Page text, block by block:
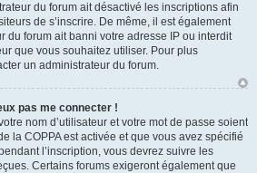
du forum ait désactivé les inscriptions afin
de s’inscrire. De même, il est également
du forum ait banni votre adresse IP ou interdit
que vous souhaitez utiliser. Pour plus
un administrateur du forum.
pas me connecter !
nom d’utilisateur et votre mot de passe soient
la COPPA est activée et que vous avez spécifié
l’inscription, vous devrez suivre les
Certains forums exigeront également que